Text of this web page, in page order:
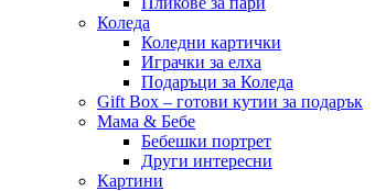
Коледа
Коледни картички
Играчки за елха
Подаръци за Коледа
Gift Box – готови кутии за подарък
Мама & Бебе
Бебешки портрет
Други интересни
Картини